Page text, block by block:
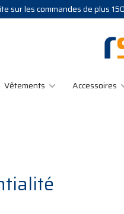
sur les commandes de plus
Vêtements Accessoires